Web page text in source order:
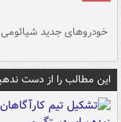
خودروهای جدید شیائومی
این مطالب را از دست